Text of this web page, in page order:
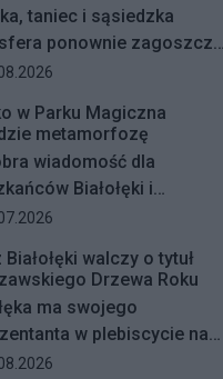
taniec i sąsiedzka
ponownie zagoszczą
Picassa. Już 7 sierpnia
potańcówek „O
BALETY!
artykułu:
w Parku Magiczna
metamorfozę
wiadomość dla
Białołęki i
aktywnego
w Parku Magiczna
kompleksowo
artykułu:
Białołęki walczy o tytuł
Drzewa Roku
ma swojego
w plebiscycie na
Drzewo Roku. Do
artykułu: